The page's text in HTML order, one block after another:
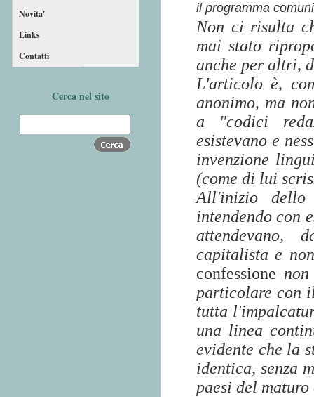
Novita'
Links
Contatti
Cerca nel sito
il programma
Non ci risulta
mai stato
anche per altri,
L'articolo è,
anonimo, ma
a "codici
esistevano e
invenzione
(come di lui
All'inizio
intendendo con
attendevano,
capitalista e
confessione
particolare con
tutta
una linea
evidente che la
identica, senza
paesi del